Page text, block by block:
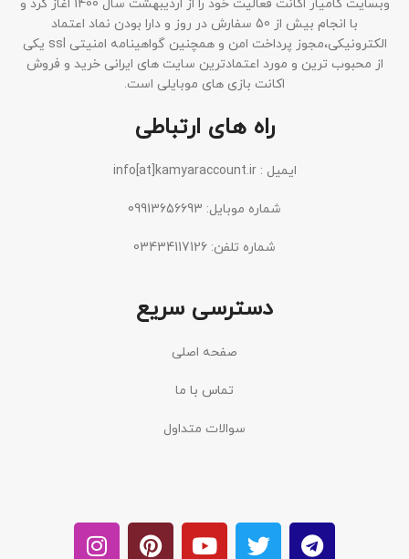
وبسایت کامیار اکانت فعالیت خود را از اردیبهشت سال 1400 اغاز کرد و
با انجام بیش از 50 سفارش در روز و دارا بودن نماد اعتماد
الکترونیکی،مجوز پرداخت امن و همچنین گواهینامه امنیتی ssl یکی
از محبوب ترین و مورد اعتمادترین سایت های ایرانی خرید و فروش
اکانت بازی های موبایلی است.
راه های ارتباطی
ایمیل : info[at]kamyaraccount.ir
شماره موبایل: 09913656693
شماره تلفن: 03434117126
دسترسی سریع
صفحه اصلی
تماس با ما
سوالات متداول